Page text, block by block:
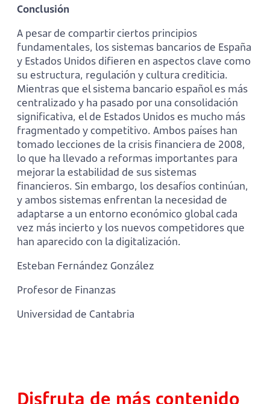
Conclusión
A pesar de compartir ciertos principios
fundamentales, los sistemas bancarios de España
y Estados Unidos difieren en aspectos clave como
su estructura, regulación y cultura crediticia.
Mientras que el sistema bancario español es más
centralizado y ha pasado por una consolidación
significativa, el de Estados Unidos es mucho más
fragmentado y competitivo. Ambos países han
tomado lecciones de la crisis financiera de 2008,
lo que ha llevado a reformas importantes para
mejorar la estabilidad de sus sistemas
financieros. Sin embargo, los desafíos continúan,
y ambos sistemas enfrentan la necesidad de
adaptarse a un entorno económico global cada
vez más incierto y los nuevos competidores que
han aparecido con la digitalización.
Esteban Fernández González
Profesor de Finanzas
Universidad de Cantabria
Disfruta de más contenido